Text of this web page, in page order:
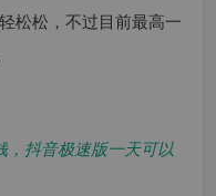
松松，不过目前最高一
，抖音极速版一天可以